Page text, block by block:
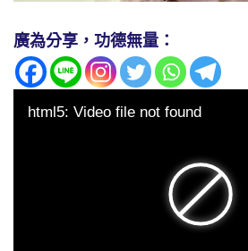
廣為分享，功德無量：
html5: Video file not found